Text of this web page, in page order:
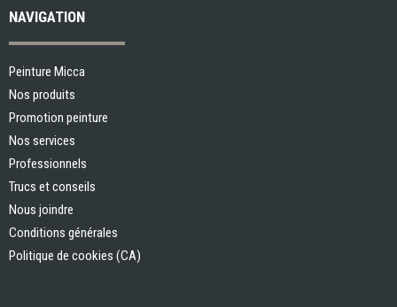
NAVIGATION
Peinture Micca
Nos produits
Promotion peinture
Nos services
Professionnels
Trucs et conseils
Nous joindre
Conditions générales
Politique de cookies (CA)